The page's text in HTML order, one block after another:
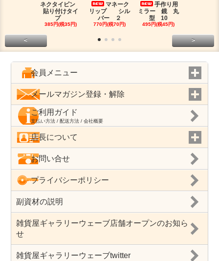
ネクタイピン
貼り付けタイ
プ
385円(税35円)
マネーク
リップ シル
バー ２
770円(税70円)
手作り用
ミラー 鏡 丸
型 10
495円(税45円)
< >
会員メニュー
メールマガジン登録・解除
ご利用ガイド
支払い方法 / 配送方法 / 会社概要
店長について
お問い合せ
プライバシーポリシー
副資材の説明
雑貨屋ギャラリーウェーブ店舗オープンのお知ら
せ
雑貨屋ギャラリーウェーブtwitter